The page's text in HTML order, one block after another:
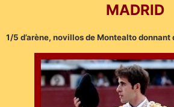
MADRID
1/5 d’arène, novillos de Montealto donnant